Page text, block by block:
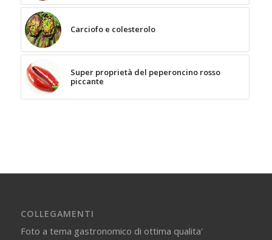
Carciofo e colesterolo
Super proprietà del peperoncino rosso
piccante
COLLEGAMENTI
Foto a tema gastronomico di ottima qualita'